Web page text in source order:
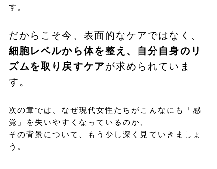
す。
だからこそ今、表面的なケアではなく、
細胞レベルから体を整え、自分自身のリ
ズムを取り戻すケアが求められていま
す。
次の章では、なぜ現代女性たちがこんなにも「感
覚」を失いやすくなっているのか、
その背景について、もう少し深く見ていきましょ
う。